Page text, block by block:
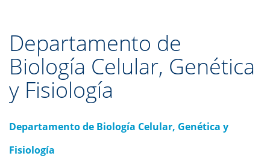
Departamento de
Biología Celular, Genética
y Fisiología
Departamento de Biología Celular, Genética y
Fisiología